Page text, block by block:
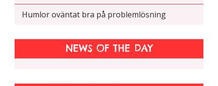
Humlor oväntat bra på problemlösning
NEWS OF THE DAY